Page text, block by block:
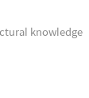
knowledge